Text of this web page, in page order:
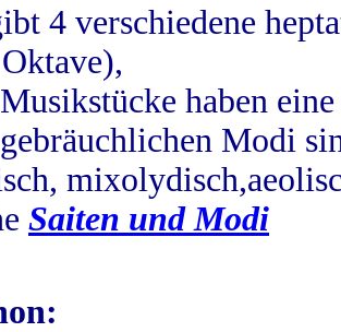
4 verschiedene
haben
Modi
Saiten und Modi